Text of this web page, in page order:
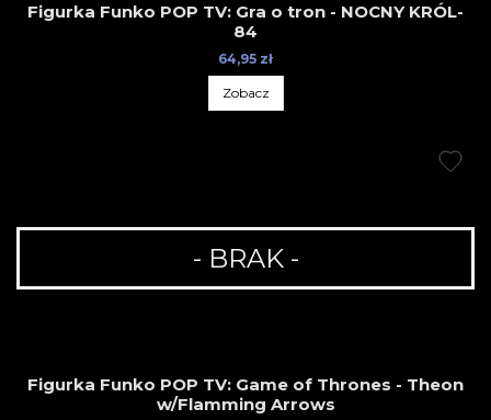
Figurka Funko POP TV: Gra o tron - NOCNY KRÓL-
84
64,95 zł
Zobacz
- BRAK -
Figurka Funko POP TV: Game of Thrones - Theon
w/Flamming Arrows